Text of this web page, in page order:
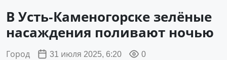
В Усть-Каменогорске зелёные
насаждения поливают ночью
Город 31 июля 2025, 6:20
0